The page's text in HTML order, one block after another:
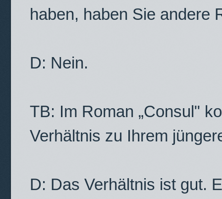
haben, haben Sie andere
D: Nein.
TB: Im Roman „Consul"
Verhältnis zu Ihrem
D: Das Verhältnis ist gut.